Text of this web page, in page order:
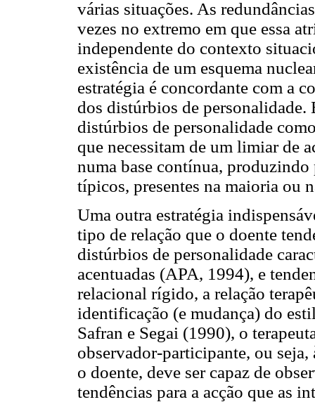
várias situações. As
vezes no extremo em que essa
independente do contexto
existência de um esquema
estratégia é concordante com a
dos distúrbios de
distúrbios de personalidade
que necessitam de um limiar de
numa base contínua,
típicos, presentes na maioria ou
Uma outra estratégia
tipo de relação que o doente
distúrbios de personalidade
acentuadas (APA, 1994), e
relacional rígido, a relação
identificação (e mudança) do
Safran e Segai (1990), o
observador-participante, ou
o doente, deve ser capaz de
tendências para a acção que as